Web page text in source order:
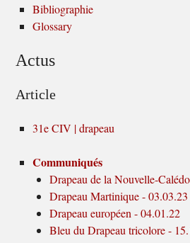
Bibliographie
Glossary
Actus
Article
31e CIV | drapeau
Communiqués
Drapeau de la Nouvelle-
Drapeau Martinique - 03.03.23
Drapeau européen - 04.01.22
Bleu du Drapeau tricolore -